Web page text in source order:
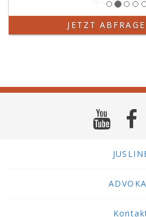
JETZT